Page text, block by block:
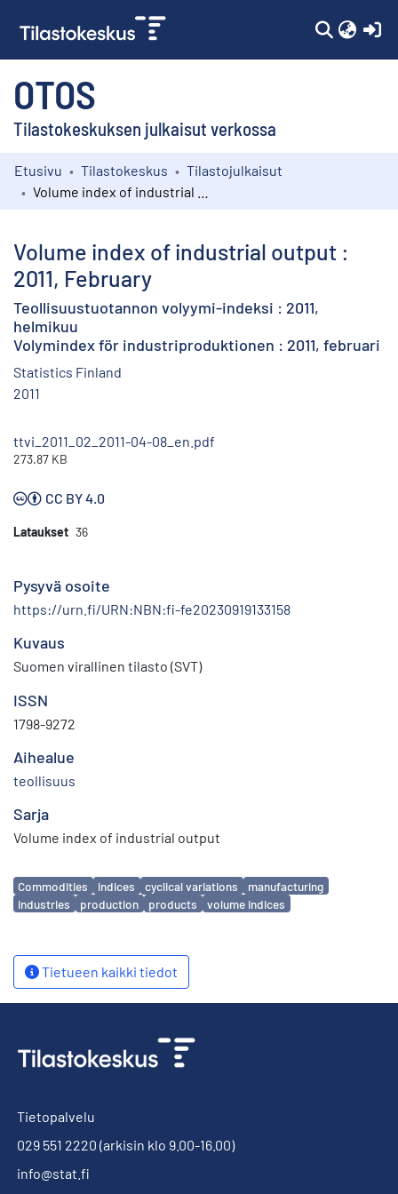
OTOS
Tilastokeskuksen julkaisut verkossa
Kokoelmat
Etusivu Tilastokeskus
Tilastojulkaisut
Volume index of industrial output :
2011, February
Teollisuustuotannon volyymi-indeksi : 2011,
helmikuu
Volymindex för industriproduktionen : 2011, februari
Statistics Finland
2011
ttvi_2011_02_2011-04-08_en.pdf
273.87 KB
CC BY 4.0
Lataukset 36
Pysyvä osoite
https://urn.fi/URN:NBN:fi-fe20230919133158
Kuvaus
Suomen virallinen tilasto (SVT)
ISSN
1798-9272
Aihealue
teollisuus
Sarja
Volume index of industrial output
Avainsanat
Commodities indices cyclical variations
manufacturing
industries
production products volume indices
Tietueen kaikki tiedot
Tietopalvelu
029 551 2220 (arkisin klo 9.00-16.00)
info@stat.fi